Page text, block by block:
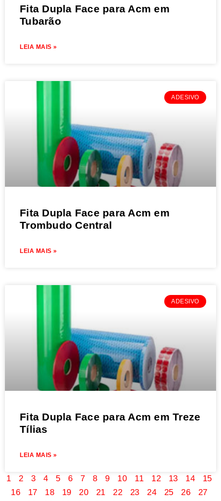
Fita Dupla Face para Acm em
Tubarão
LEIA MAIS »
ADESIVO
Fita Dupla Face para Acm em
Trombudo Central
LEIA MAIS »
ADESIVO
Fita Dupla Face para Acm em Treze
Tílias
LEIA MAIS »
1 2 3 4 5 6 7 8 9 10 11 12 13 14
15
16
17 18 19 20 21 22 23 24 25 26
27